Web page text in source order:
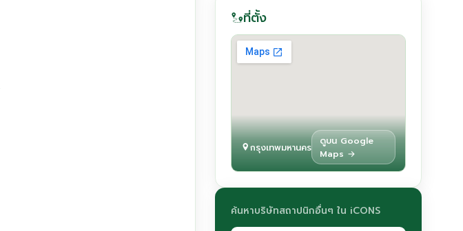
ที่ตั้ง
กรุงเทพมหานคร
ดูบน Google
Maps →
ค้นหาบริษัทสถาปนิกอื่นๆ ใน iCONS